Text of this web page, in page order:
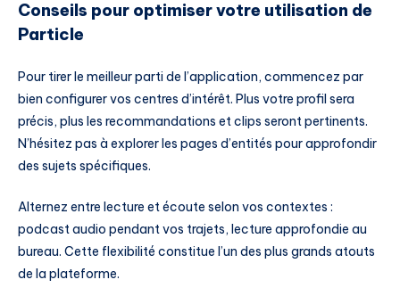
Conseils pour optimiser votre utilisation de
Particle
Pour tirer le meilleur parti de l’application, commencez par
bien configurer vos centres d’intérêt. Plus votre profil sera
précis, plus les recommandations et clips seront pertinents.
N’hésitez pas à explorer les pages d’entités pour approfondir
des sujets spécifiques.
Alternez entre lecture et écoute selon vos contextes :
podcast audio pendant vos trajets, lecture approfondie au
bureau. Cette flexibilité constitue l’un des plus grands atouts
de la plateforme.